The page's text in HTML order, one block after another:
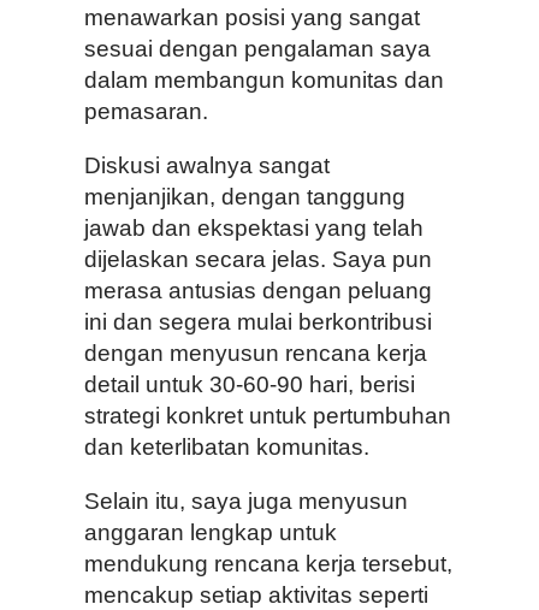
menawarkan posisi yang sangat
sesuai dengan pengalaman saya
dalam membangun komunitas dan
pemasaran.
Diskusi awalnya sangat
menjanjikan, dengan tanggung
jawab dan ekspektasi yang telah
dijelaskan secara jelas. Saya pun
merasa antusias dengan peluang
ini dan segera mulai berkontribusi
dengan menyusun rencana kerja
detail untuk 30-60-90 hari, berisi
strategi konkret untuk pertumbuhan
dan keterlibatan komunitas.
Selain itu, saya juga menyusun
anggaran lengkap untuk
mendukung rencana kerja tersebut,
mencakup setiap aktivitas seperti